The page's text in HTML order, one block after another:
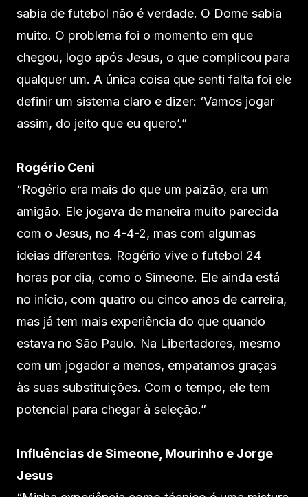
sabia de futebol não é verdade. O Dome sabia
muito. O problema foi o momento em que
chegou, logo após Jesus, o que complicou para
qualquer um. A única coisa que senti falta foi ele
definir um sistema claro e dizer: ‘Vamos jogar
assim, do jeito que eu quero’.”
Rogério Ceni
“Rogério era mais do que um paizão, era um
amigão. Ele jogava de maneira muito parecida
com o Jesus, no 4-4-2, mas com algumas
ideias diferentes. Rogério vive o futebol 24
horas por dia, como o Simeone. Ele ainda está
no início, com quatro ou cinco anos de carreira,
mas já tem mais experiência do que quando
estava no São Paulo. Na Libertadores, mesmo
com um jogador a menos, empatamos graças
às suas substituições. Com o tempo, ele tem
potencial para chegar à seleção.”
Influências de Simeone, Mourinho e Jorge
Jesus